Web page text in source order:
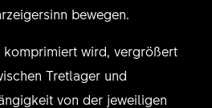
bewegen.
komprimiert wird, vergrößert
Tretlager und
von der jeweiligen